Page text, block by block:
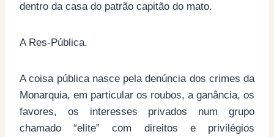
dentro da casa do patrão capitão do mato.
A Res-Pública.
A coisa pública nasce pela denúncia dos crimes da
Monarquia, em particular os roubos, a ganância, os
favores, os interesses privados num grupo
chamado “elite” com direitos e privilégios